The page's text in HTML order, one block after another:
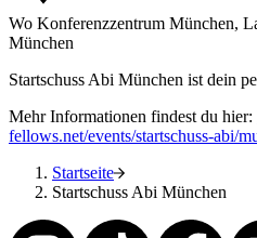
Wo Konferenzzentrum München,
München
Startschuss Abi München ist dein
Mehr Informationen findest du hier:
fellows.net/events/startschuss-abi/
Startseite
Startschuss Abi München